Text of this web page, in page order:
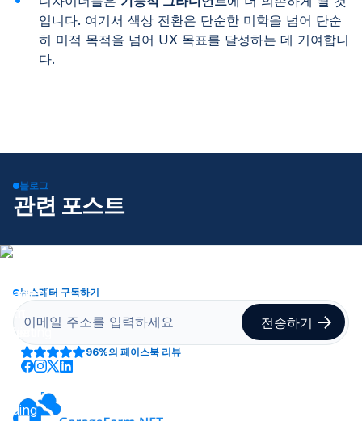
입니다. 여기서 색상 전환은 단순한 미학을 넘어 단순
히 미적 목적을 넘어 UX 목표를 달성하는 데 기여합니
다.
블로그
관련 포스트
뉴스레터 구독하기
96%의 페이스북 리뷰